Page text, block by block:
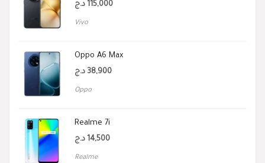
115,000 د.ج
Vivo
Oppo A6 Max
38,900 د.ج
Oppo
Realme 7i
14,500 د.ج
Realme